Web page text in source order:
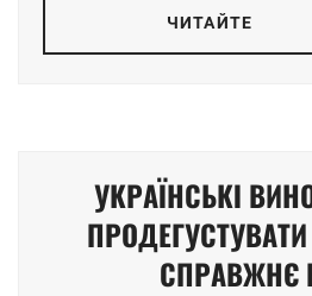
ЧИТАЙТЕ
УКРАЇНСЬКІ
СПРАВЖНЄ